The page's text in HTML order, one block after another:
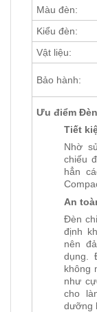
Màu đèn:
Kiểu đèn:
Vật liệu:
Bảo hành:
Ưu điểm
Tiết
Nhờ
chiếu
hẳn
An
Đèn
định
nên
dụng.
không
như
cho
dưỡng